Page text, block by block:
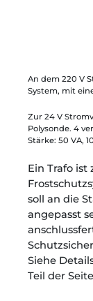
An dem 220 V
System, mit
Zur 24 V
Polysonde. 4
Stärke: 50 VA,
Ein Trafo
soll an die
angepasst
Siehe
Teil der